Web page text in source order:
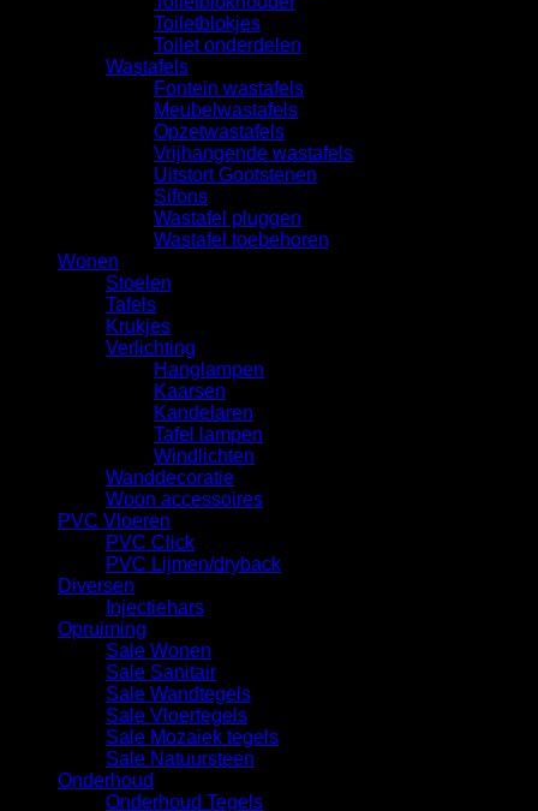
Toiletblokjes
Toilet onderdelen
Wastafels
Fontein wastafels
Meubelwastafels
Opzetwastafels
Vrijhangende wastafels
Uitstort Gootstenen
Sifons
Wastafel pluggen
Wastafel toebehoren
Wonen
Stoelen
Tafels
Krukjes
Verlichting
Hanglampen
Kaarsen
Kandelaren
Tafel lampen
Windlichten
Wanddecoratie
Woon accessoires
PVC Vloeren
PVC Click
PVC Lijmen/dryback
Diversen
Injectiehars
Opruiming
Sale Wonen
Sale Sanitair
Sale Wandtegels
Sale Vloertegels
Sale Mozaiek tegels
Sale Natuursteen
Onderhoud
Onderhoud Tegels